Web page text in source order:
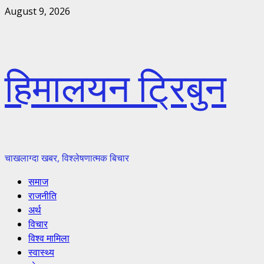
Skip
August 9, 2026
हिमालयन ट्रिबुन
चाखलाग्दा खबर, विश्लेषणात्मक बिचार
Primary
Menu
समाज
राजनीति
अर्थ
विचार
विश्व मामिला
स्वास्थ्य